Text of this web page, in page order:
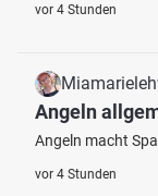
vor 4 Stunden
Angeln
Angeln macht
vor 4 Stunden